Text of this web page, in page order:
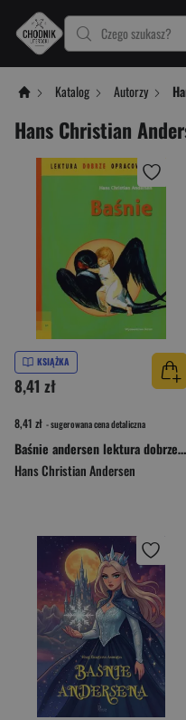
Czego szukasz?
Katalog Autorzy
Hans Christian
KSIĄŻKA
8,41 zł
8,41 zł - sugerowana cena detaliczna
Baśnie andersen lektura dobrze opracowana
Hans Christian Andersen